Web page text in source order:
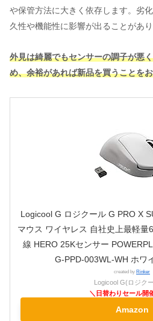
や保管方法に大きく依存します。劣
久性や機能性に影響が出ることがあり
外見は綺麗でもセンサーの調子が悪
め、余裕があれば新品を買うことを
Logicool G ロジクール G PRO X
マウス ワイヤレス 自社史上最軽量
線 HERO 25Kセンサー
G-PPD-003WL-WH ホワ
created by Rinker
Logicool G(ロジク
Amazon